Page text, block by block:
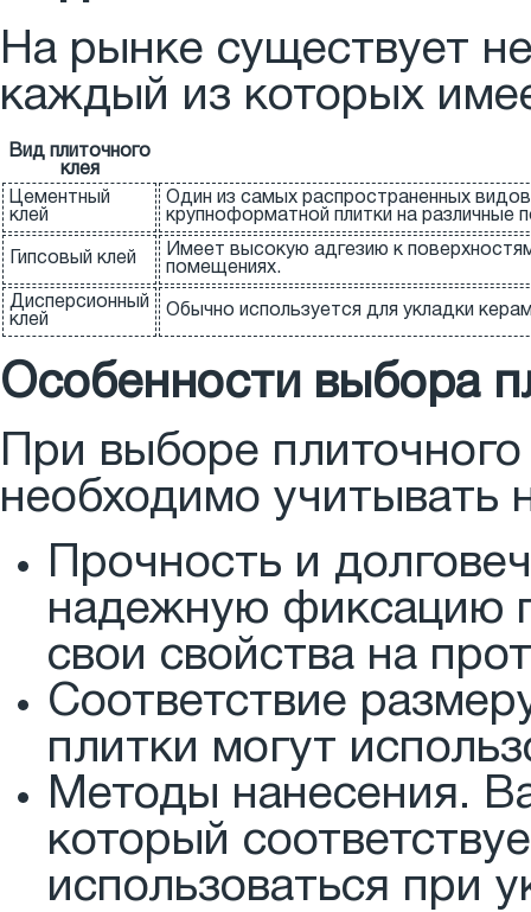
На рынке существует
каждый из которых
Вид плиточного
клея
Цементный
клей
Один из самых распространенных
крупноформатной плитки на различные
Гипсовый клей
Имеет высокую адгезию к
помещениях.
Дисперсионный
клей
Обычно используется для укладки
Особенности выбора
При выборе
необходимо учитывать
Прочность и
надежную фиксацию
свои свойства на
Соответствие
плитки могут
Методы нанесения.
который
использоваться при